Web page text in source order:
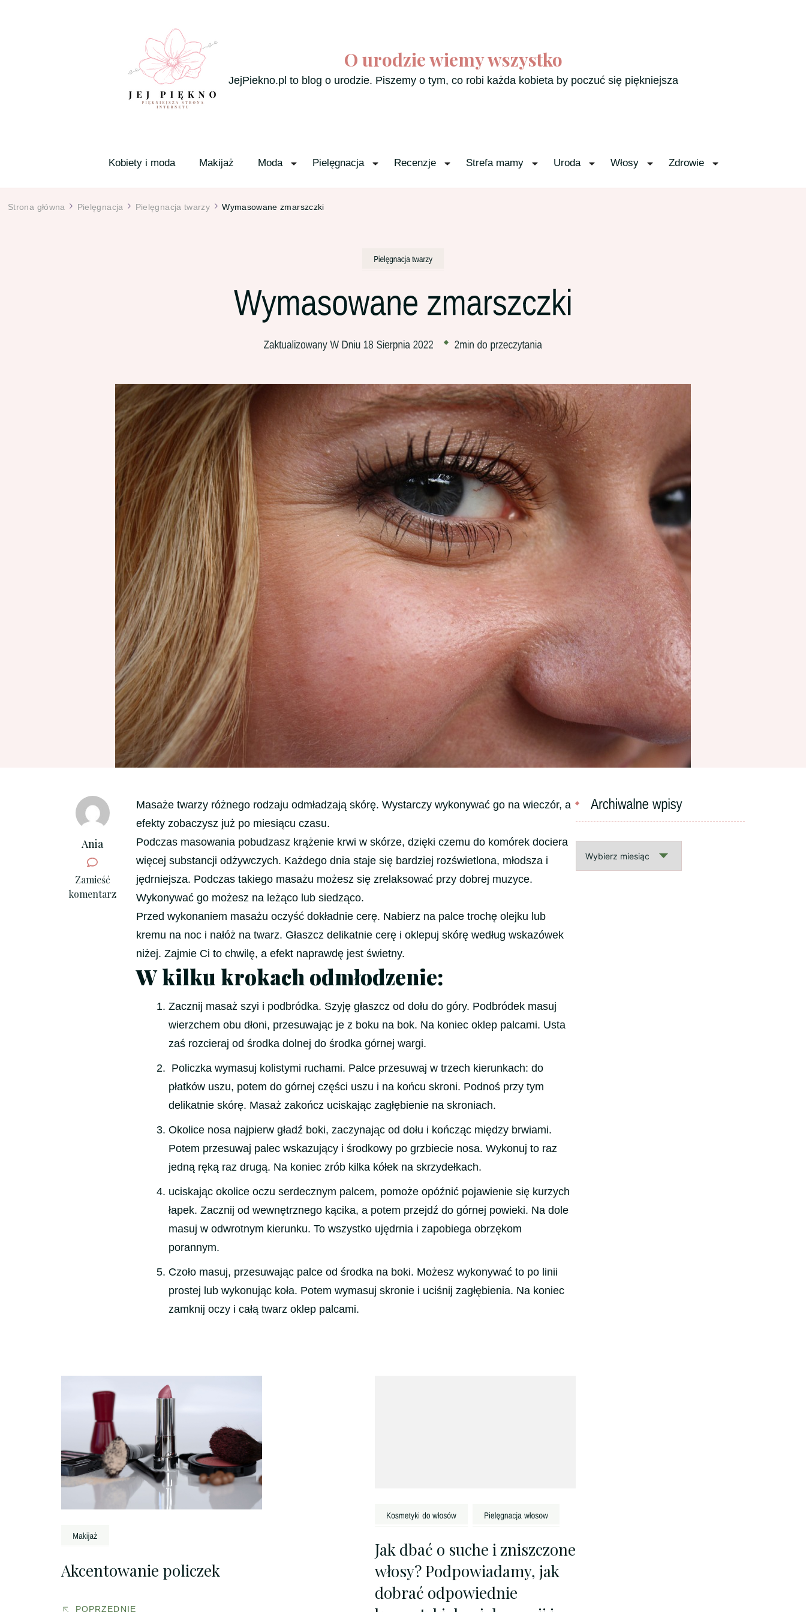
O urodzie wiemy wszystko
JejPiekno.pl to blog o urodzie. Piszemy o tym, co robi każda kobieta by poczuć się piękniejsza
Kobiety i moda Makijaż Moda Pielęgnacja Recenzje Strefa mamy Uroda Włosy Zdrowie
Strona główna Pielęgnacja Pielęgnacja twarzy Wymasowane zmarszczki
Ania
Zamieść
komentarz
we
wpisie
Wymasowane
zmarszczki
Masaże twarzy różnego rodzaju odmładzają skórę. Wystarczy wykonywać go na wieczór, a
efekty zobaczysz już po miesiącu czasu.
Podczas masowania pobudzasz krążenie krwi w skórze, dzięki czemu do komórek dociera
więcej substancji odżywczych. Każdego dnia staje się bardziej rozświetlona, młodsza i
jędrniejsza. Podczas takiego masażu możesz się zrelaksować przy dobrej muzyce.
Wykonywać go możesz na leżąco lub siedząco.
Przed wykonaniem masażu oczyść dokładnie cerę. Nabierz na palce trochę olejku lub
kremu na noc i nałóż na twarz. Głaszcz delikatnie cerę i oklepuj skórę według wskazówek
niżej. Zajmie Ci to chwilę, a efekt naprawdę jest świetny.
W kilku krokach odmłodzenie:
Zacznij masaż szyi i podbródka. Szyję głaszcz od dołu do góry. Podbródek masuj
wierzchem obu dłoni, przesuwając je z boku na bok. Na koniec oklep palcami. Usta
zaś rozcieraj od środka dolnej do środka górnej wargi.
Policzka wymasuj kolistymi ruchami. Palce przesuwaj w trzech kierunkach: do
płatków uszu, potem do górnej części uszu i na końcu skroni. Podnoś przy tym
delikatnie skórę. Masaż zakończ uciskając zagłębienie na skroniach.
Okolice nosa najpierw gładź boki, zaczynając od dołu i kończąc między brwiami.
Potem przesuwaj palec wskazujący i środkowy po grzbiecie nosa. Wykonuj to raz
jedną ręką raz drugą. Na koniec zrób kilka kółek na skrzydełkach.
uciskając okolice oczu serdecznym palcem, pomoże opóźnić pojawienie się kurzych
łapek. Zacznij od wewnętrznego kącika, a potem przejdź do górnej powieki. Na dole
masuj w odwrotnym kierunku. To wszystko ujędrnia i zapobiega obrzękom
porannym.
Czoło masuj, przesuwając palce od środka na boki. Możesz wykonywać to po linii
prostej lub wykonując koła. Potem wymasuj skronie i uciśnij zagłębienia. Na koniec
zamknij oczy i całą twarz oklep palcami.
Nawigacja
wpisu
Akcentowanie policzek
POPRZEDNIE
Jak dbać o suche i zniszczone
włosy? Podpowiadamy, jak
dobrać odpowiednie
wpisy